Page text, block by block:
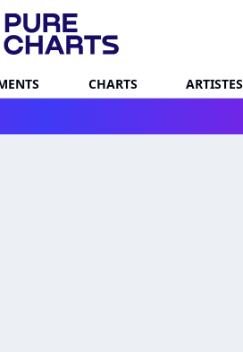
CHARTS ARTISTES